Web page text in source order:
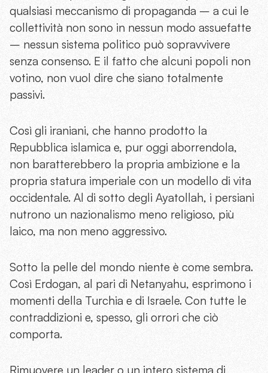
qualsiasi meccanismo di propaganda – a cui le
collettività non sono in nessun modo assuefatte
– nessun sistema politico può sopravvivere
senza consenso. E il fatto che alcuni popoli non
votino, non vuol dire che siano totalmente
passivi.
Così gli iraniani, che hanno prodotto la
Repubblica islamica e, pur oggi aborrendola,
non baratterebbero la propria ambizione e la
propria statura imperiale con un modello di vita
occidentale. Al di sotto degli Ayatollah, i persiani
nutrono un nazionalismo meno religioso, più
laico, ma non meno aggressivo.
Sotto la pelle del mondo niente è come sembra.
Così Erdogan, al pari di Netanyahu, esprimono i
momenti della Turchia e di Israele. Con tutte le
contraddizioni e, spesso, gli orrori che ciò
comporta.
Rimuovere un leader o un intero sistema di